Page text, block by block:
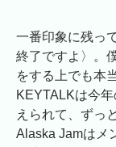
一番印象に残っ
終了ですよ〉。
をする上でも本
KEYTALKは今
えられて、ずっ
Alaska Jamはメ